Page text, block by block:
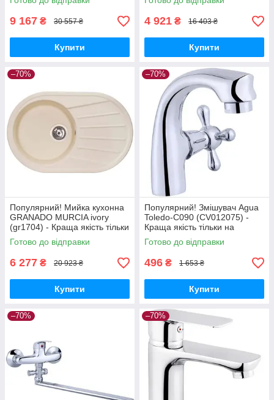
9 167 ₴ 30 557 ₴
Купити
4 921 ₴ 16 403 ₴
Купити
–70%
Популярний! Мийка кухонна
GRANADO MURCIA ivory
(gr1704) - Краща якість тільки
на Nukleon.com.ua
Готово до відправки
6 277 ₴ 20 923 ₴
Купити
–70%
Популярний! Змішувач Agua
Toledo-C090 (CV012075) -
Краща якість тільки на
Nukleon.com.ua
Готово до відправки
496 ₴ 1 653 ₴
Купити
–70% –70%